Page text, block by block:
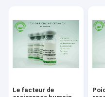
Le facteur de